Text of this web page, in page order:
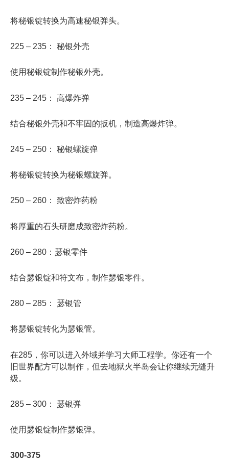
将秘银锭转换为高速秘银弹头。
225 – 235： 秘银外壳
使用秘银锭制作秘银外壳。
235 – 245： 高爆炸弹
结合秘银外壳和不牢固的扳机，制造高爆炸弹。
245 – 250： 秘银螺旋弹
将秘银锭转换为秘银螺旋弹。
250 – 260： 致密炸药粉
将厚重的石头研磨成致密炸药粉。
260 – 280：瑟银零件
结合瑟银锭和符文布，制作瑟银零件。
280 – 285： 瑟银管
将瑟银锭转化为瑟银管。
在285，你可以进入外域并学习大师工程学。你还有一个
旧世界配方可以制作，但去地狱火半岛会让你继续无缝升
级。
285 – 300： 瑟银弹
使用瑟银锭制作瑟银弹。
300-375